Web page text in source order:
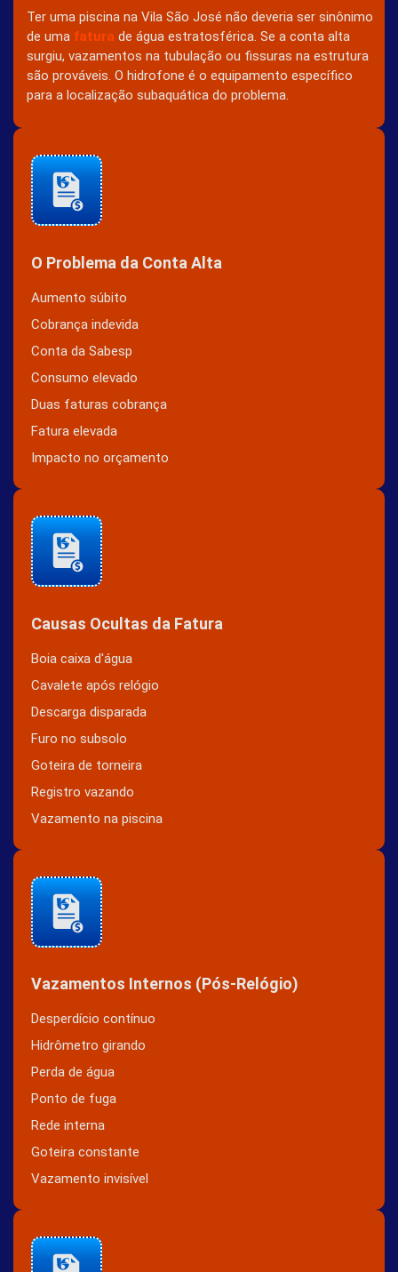
Ter uma piscina na Vila São José não deveria ser sinônimo
de uma fatura de água estratosférica. Se a conta alta
surgiu, vazamentos na tubulação ou fissuras na estrutura
são prováveis. O hidrofone é o equipamento específico
para a localização subaquática do problema.
O Problema da Conta Alta
Aumento súbito
Cobrança indevida
Conta da Sabesp
Consumo elevado
Duas faturas cobrança
Fatura elevada
Impacto no orçamento
Causas Ocultas da Fatura
Boia caixa d'água
Cavalete após relógio
Descarga disparada
Furo no subsolo
Goteira de torneira
Registro vazando
Vazamento na piscina
Vazamentos Internos (Pós-Relógio)
Desperdício contínuo
Hidrômetro girando
Perda de água
Ponto de fuga
Rede interna
Goteira constante
Vazamento invisível